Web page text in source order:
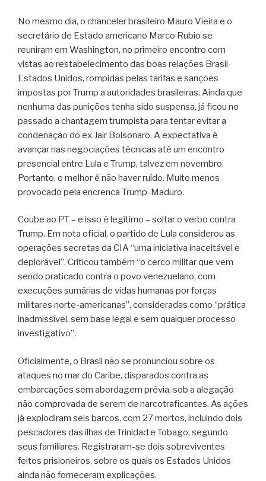
No mesmo dia, o chanceler brasileiro Mauro Vieira e o
secretário de Estado americano Marco Rubio se
reuniram em Washington, no primeiro encontro com
vistas ao restabelecimento das boas relações Brasil-
Estados Unidos, rompidas pelas tarifas e sanções
impostas por Trump a autoridades brasileiras. Ainda que
nenhuma das punições tenha sido suspensa, já ficou no
passado a chantagem trumpista para tentar evitar a
condenação do ex Jair Bolsonaro. A expectativa é
avançar nas negociações técnicas até um encontro
presencial entre Lula e Trump, talvez em novembro.
Portanto, o melhor é não haver ruído. Muito menos
provocado pela encrenca Trump-Maduro.
Coube ao PT – e isso é legítimo – soltar o verbo contra
Trump. Em nota oficial, o partido de Lula considerou as
operações secretas da CIA “uma iniciativa inaceitável e
deplorável”. Criticou também “o cerco militar que vem
sendo praticado contra o povo venezuelano, com
execuções sumárias de vidas humanas por forças
militares norte-americanas”, consideradas como “prática
inadmissível, sem base legal e sem qualquer processo
investigativo”.
Oficialmente, o Brasil não se pronunciou sobre os
ataques no mar do Caribe, disparados contra as
embarcações sem abordagem prévia, sob a alegação
não comprovada de serem de narcotraficantes. As ações
já explodiram seis barcos, com 27 mortos, incluindo dois
pescadores das ilhas de Trinidad e Tobago, segundo
seus familiares. Registraram-se dois sobreviventes
feitos prisioneiros, sobre os quais os Estados Unidos
ainda não forneceram explicações.